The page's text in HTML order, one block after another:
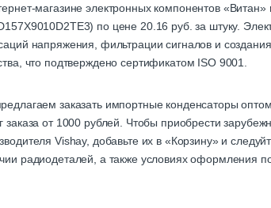
магазине электронных компонентов
по цене 20.16 руб. за штуку.
напряжения, фильтрации сигналов и
что подтверждено сертификатом ISO 9001.
заказать импортные конденсаторы
заказа от 1000 рублей. Чтобы приобрести
Vishay, добавьте их в «Корзину» и
радиодеталей, а также условиях оформления